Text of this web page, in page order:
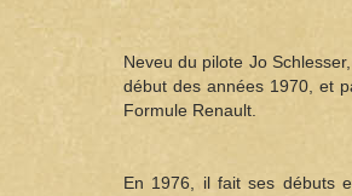
Neveu du pilote Jo
début des années 1970, et
Formule Renault.
En 1976, il fait ses débuts